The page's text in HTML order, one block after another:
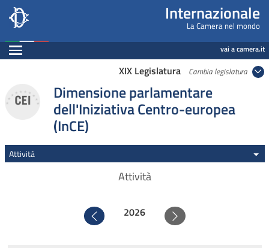
Internazionale, Camera dei Deputati -
Salta al contenuto principale
Salta al menu di navigazione Internazionale
La Camera nel mondo
Espandi vai a camera.it
XIX Legislatura Cambia legislatura
Dimensione parlamentare
dell'Iniziativa Centro-europea
(InCE)
Attività
Attività
Precedente2026 Successivo
Navigazione pagine di servizio
Fine pagina
Salta al contenuto principale
Salta al menu di navigazione
Vai a inizio pagina